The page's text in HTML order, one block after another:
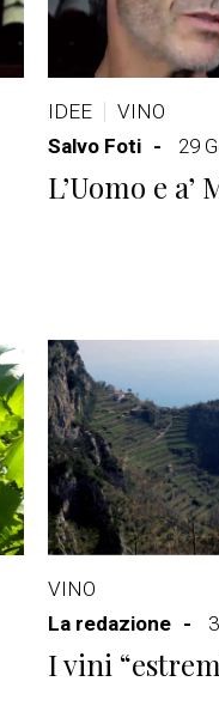
IDEE
VINO
Salvo Foti
29
L’Uomo e a’
VINO
La redazione
I vini